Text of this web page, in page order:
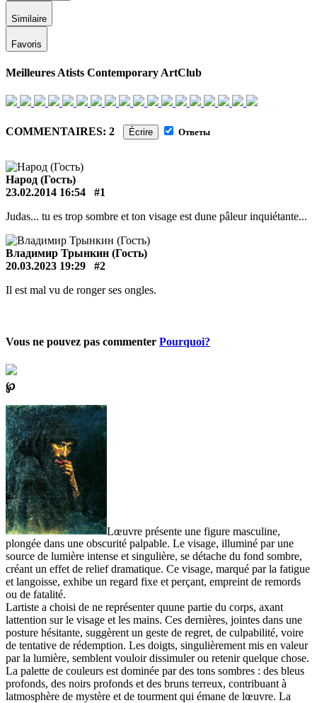
Similaire
Favoris
Meilleures Atists Contemporary ArtClub
COMMENTAIRES: 2 Écrire Ответы
Народ (Гость)
23.02.2014 16:54
#1
Judas... tu es trop sombre et ton visage est dune pâleur inquiétante...
Владимир Трынкин (Гость)
20.03.2023 19:29
#2
Il est mal vu de ronger ses ongles.
Vous ne pouvez pas commenter Pourquoi?
℘
Lœuvre présente une figure masculine,
plongée dans une obscurité palpable. Le visage, illuminé par une
source de lumière intense et singulière, se détache du fond sombre,
créant un effet de relief dramatique. Ce visage, marqué par la fatigue
et langoisse, exhibe un regard fixe et perçant, empreint de remords
ou de fatalité.
Lartiste a choisi de ne représenter quune partie du corps, axant
lattention sur le visage et les mains. Ces dernières, jointes dans une
posture hésitante, suggèrent un geste de regret, de culpabilité, voire
de tentative de rédemption. Les doigts, singulièrement mis en valeur
par la lumière, semblent vouloir dissimuler ou retenir quelque chose.
La palette de couleurs est dominée par des tons sombres : des bleus
profonds, des noirs profonds et des bruns terreux, contribuant à
latmosphère de mystère et de tourment qui émane de lœuvre. La